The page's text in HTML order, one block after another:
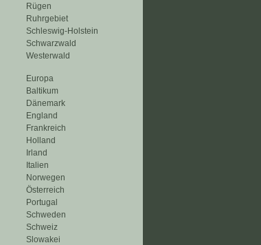
Rügen
Ruhrgebiet
Schleswig-Holstein
Schwarzwald
Westerwald
Europa
Baltikum
Dänemark
England
Frankreich
Holland
Irland
Italien
Norwegen
Österreich
Portugal
Schweden
Schweiz
Slowakei